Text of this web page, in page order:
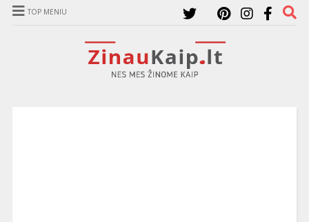
TOP MENIU